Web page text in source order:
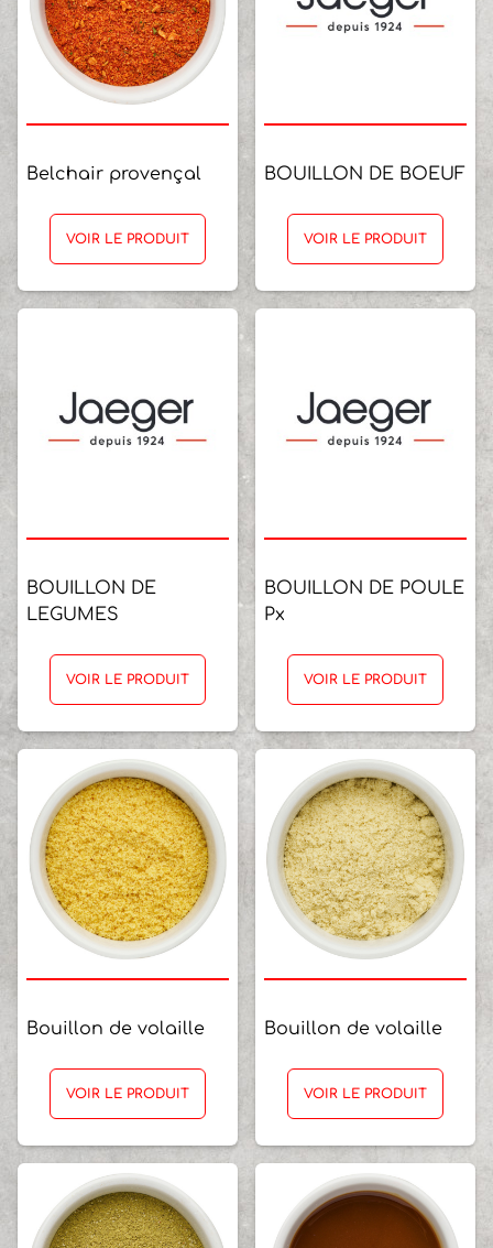
Belchair provençal
VOIR LE PRODUIT
BOUILLON DE BOEUF
VOIR LE PRODUIT
BOUILLON DE
LEGUMES
VOIR LE PRODUIT
BOUILLON DE POULE
Px
VOIR LE PRODUIT
Bouillon de volaille
VOIR LE PRODUIT
Bouillon de volaille
VOIR LE PRODUIT